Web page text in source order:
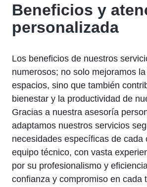
Beneficios y
personalizada
Los beneficios de nuestros
numerosos; no solo mejoramos
espacios, sino que también
bienestar y la productividad de
Gracias a nuestra asesoría
adaptamos nuestros servicios
necesidades específicas de cada
equipo técnico, con vasta
por su profesionalismo y
confianza y compromiso en cada